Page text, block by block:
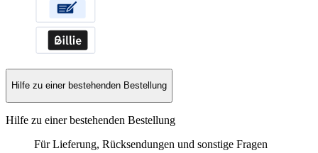
Hilfe zu einer bestehenden Bestellung
Hilfe zu einer bestehenden Bestellung
Für Lieferung, Rücksendungen und sonstige Fragen